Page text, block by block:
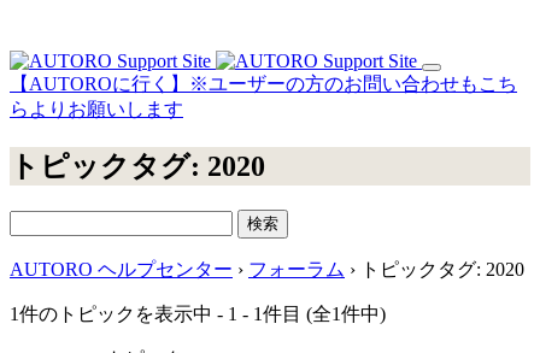
【AUTOROに行く】※ユーザーの方のお問い合わせもこち
らよりお願いします
トピックタグ: 2020
AUTORO ヘルプセンター › フォーラム › トピックタグ: 2020
1件のトピックを表示中 - 1 - 1件目 (全1件中)